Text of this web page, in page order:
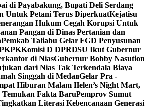
di Payabakung, Bupati Deli Serdang
Untuk Petani Terus DiperkuatKejatisu
Hukum Cegah Korupsi Untuk
Pangan di Dinas Pertanian dan
Pemkab Taliabu Gelar FGD Penyusunan
Komisi D DPRDSU Ikut Gubernur
di NiasGubernur Bobby Nasution
dari Nias Tak Terkendala Biaya
Singgah di MedanGelar Pra -
Hiburan Malam Helen’s Night Mart,
Temukan Fakta BaruPemprov Sumut
Literasi Kebencanaan Generasi